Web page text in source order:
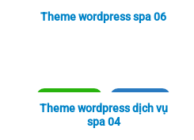
Theme wordpress spa 06
Xem thực tế Xem chi tiết
Theme wordpress dịch vụ
spa 04